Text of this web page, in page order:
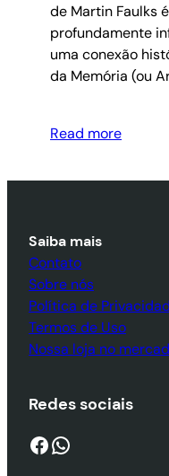
de Martin Faulks
profundamente
uma conexão
da Memória (ou
Read more
Saiba mais
Contato
Sobre nós
Política de
Termos de Uso
Nossa loja no
Redes sociais
Facebook WhatsApp